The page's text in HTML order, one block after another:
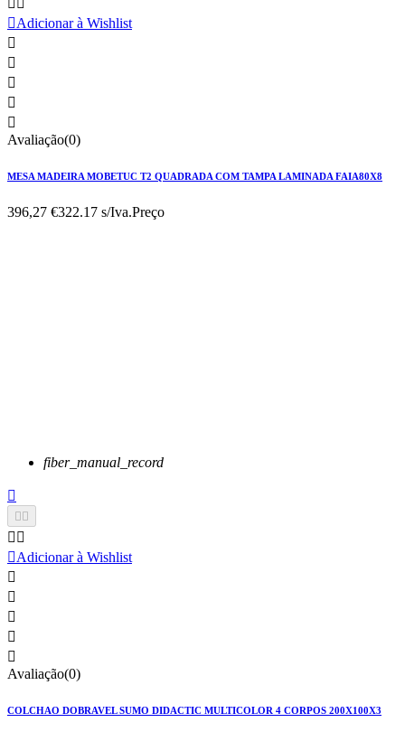
Adicionar à Wishlist





Avaliação(0)
MESA MADEIRA MOBETUC T2 QUADRADA COM TAMPA LAMINADA FAIA80X8
396,27 €322.17 s/Iva.Preço
fiber_manual_record

 
 
Adicionar à Wishlist





Avaliação(0)
COLCHAO DOBRAVEL SUMO DIDACTIC MULTICOLOR 4 CORPOS 200X100X3